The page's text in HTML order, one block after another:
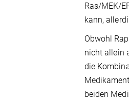
Ras/MEK/
kann,
Obwohl
nicht allein
die
beiden